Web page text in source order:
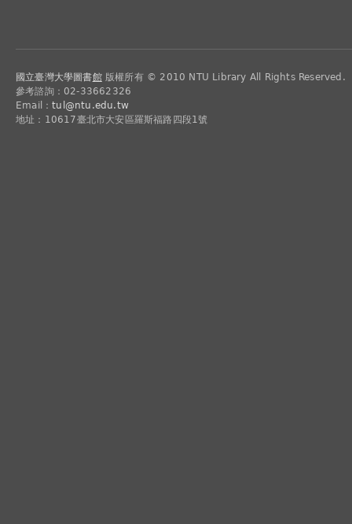
國立臺灣大學圖書館版權所有 © 2010 NTU Library All Rights Reserved.
參考諮詢：02-33662326
Email：tul@ntu.edu.tw
地址：10617臺北市大安區羅斯福路四段1號